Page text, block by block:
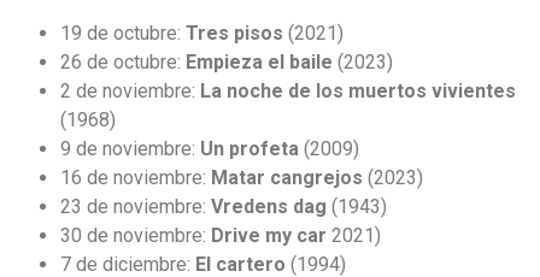
19 de octubre: Tres pisos (2021)
26 de octubre: Empieza el baile (2023)
2 de noviembre: La noche de los muertos vivientes
(1968)
9 de noviembre: Un profeta (2009)
16 de noviembre: Matar cangrejos (2023)
23 de noviembre: Vredens dag (1943)
30 de noviembre: Drive my car 2021)
7 de diciembre: El cartero (1994)